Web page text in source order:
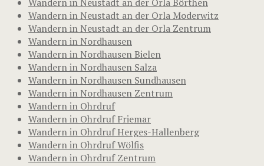
Wandern in Neustadt an der Orla Moderwitz
Wandern in Neustadt an der Orla Zentrum
Wandern in Nordhausen
Wandern in Nordhausen Bielen
Wandern in Nordhausen Salza
Wandern in Nordhausen Sundhausen
Wandern in Nordhausen Zentrum
Wandern in Ohrdruf
Wandern in Ohrdruf Friemar
Wandern in Ohrdruf Herges-Hallenberg
Wandern in Ohrdruf Wölfis
Wandern in Ohrdruf Zentrum